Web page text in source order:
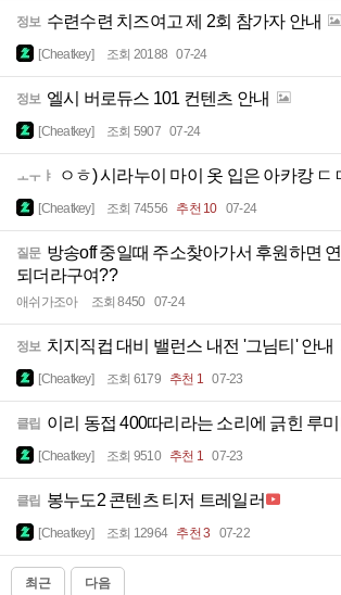
정보 수련수련 치즈여고 제 2회 참가자 안내
[Cheatkey] 조회 20188 07-24
정보 엘시 버로듀스 101 컨텐츠 안내
[Cheatkey] 조회 5907 07-24
ㅗㅜㅑ ㅇㅎ) 시라누이 마이 옷 입은 아카캉 ㄷ
[Cheatkey] 조회 74556 추천 10 07-24
질문 방송off 중일때 주소찾아가서 후원하면
되더라구여??
애쉬가조아 조회 8450 07-24
정보 치지직컵 대비 밸런스 내전 '그님티' 안내
[Cheatkey] 조회 6179 추천 1 07-23
클립 이리 동접 400따리라는 소리에 긁힌 루미
[Cheatkey] 조회 9510 추천 1 07-23
클립 봉누도2 콘텐츠 티저 트레일러
[Cheatkey] 조회 12964 추천 3 07-22
최근 다음